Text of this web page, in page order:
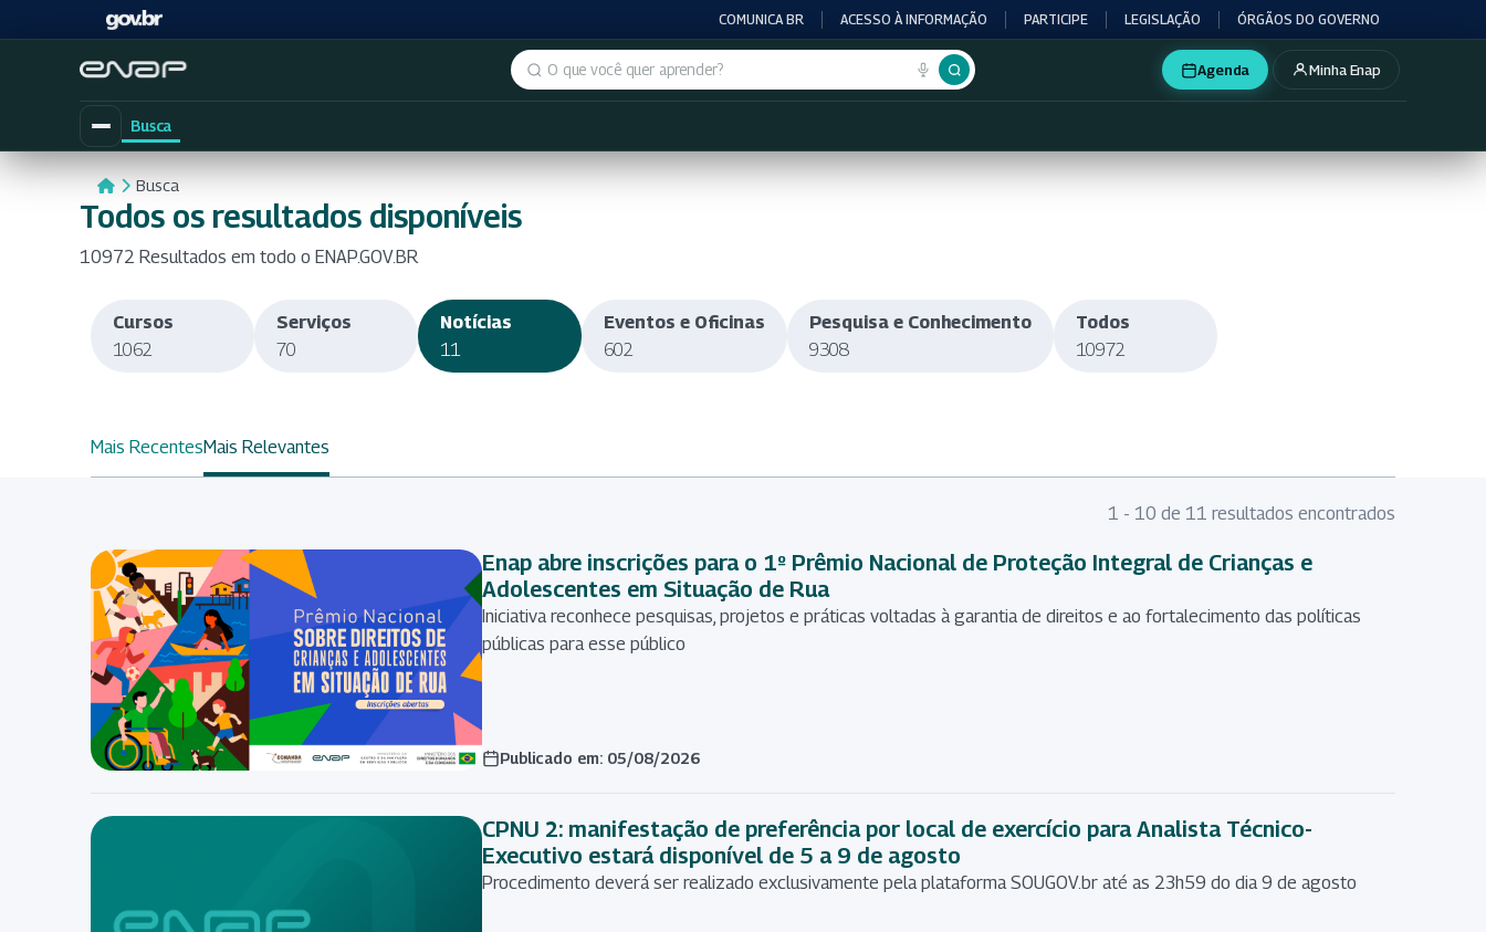
COMUNICA BR ACESSO À INFORMAÇÃO PARTICIPE LEGISLAÇÃO ÓRGÃOS DO GOVERNO
Buscar no portal
Agenda Minha Enap
Busca
Busca
Todos os resultados disponíveis
10972 Resultados em todo o ENAP.GOV.BR
Cursos
1062
Serviços
70
Notícias
11
Eventos e Oficinas
602
Pesquisa e Conhecimento
9308
Todos
10972
Mais RecentesMais Relevantes
1 - 10 de 11 resultados encontrados
Enap abre inscrições para o 1º Prêmio Nacional de Proteção Integral de Crianças e
Adolescentes em Situação de Rua
Iniciativa reconhece pesquisas, projetos e práticas voltadas à garantia de direitos e ao fortalecimento das políticas
públicas para esse público
Publicado em: 05/08/2026
CPNU 2: manifestação de preferência por local de exercício para Analista Técnico-
Executivo estará disponível de 5 a 9 de agosto
Procedimento deverá ser realizado exclusivamente pela plataforma SOUGOV.br até as 23h59 do dia 9 de agosto